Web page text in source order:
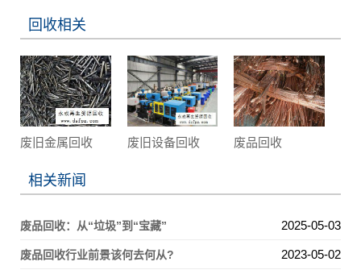
回收相关
废旧金属回收 废旧设备回收 废品回收
相关新闻
废品回收：从“垃圾”到“宝藏” 2025-05-03
废品回收行业前景该何去何从? 2023-05-02